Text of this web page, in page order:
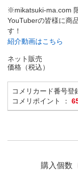
※mikatsuki-ma.com
YouTuberの皆様に商
す！
紹介動画はこちら
ネット販売
価格（税込）
コメリカード番号登
コメリポイント ：
購入個数